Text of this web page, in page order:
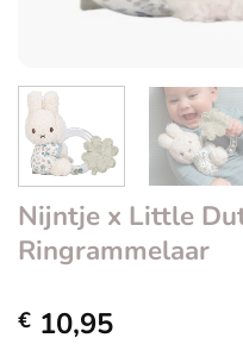
Nijntje x Little
Ringrammelaar
€ 10,95